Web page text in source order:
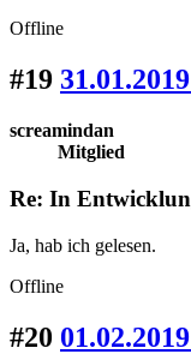
Offline
#19
screamindan
Mitglied
Re: In
Ja, hab ich gelesen.
Offline
#20